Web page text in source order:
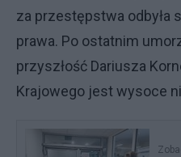
za przestępstwa odbyła
prawa. Po ostatnim
przyszłość Dariusza
Krajowego jest wysoce